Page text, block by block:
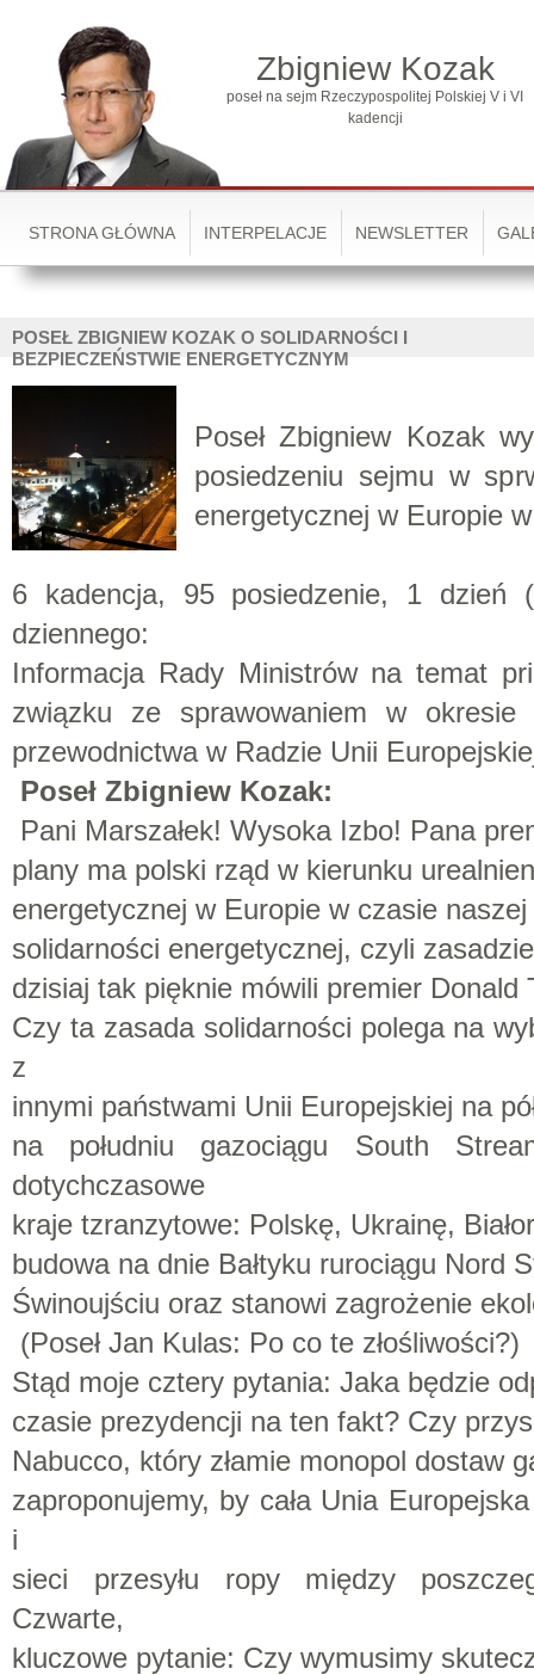
Zbigniew Kozak
poseł na sejm Rzeczypospolitej Polskiej V i VI
kadencji
STRONA GŁÓWNA INTERPELACJE NEWSLETTER
POSEŁ ZBIGNIEW KOZAK O SOLIDARNOŚCI I
BEZPIECZEŃSTWIE ENERGETYCZNYM
Poseł Zbigniew Kozak
posiedzeniu sejmu w
energetycznej w Europie
6 kadencja, 95 posiedzenie, 1 dzień
dziennego:
Informacja Rady Ministrów na temat
związku ze sprawowaniem w
przewodnictwa w Radzie Unii
Poseł Zbigniew Kozak:
Pani Marszałek! Wysoka Izbo! Pana
plany ma polski rząd w kierunku
energetycznej w Europie w czasie
solidarności energetycznej, czyli
dzisiaj tak pięknie mówili premier Donald
Czy ta zasada solidarności polega na
z
innymi państwami Unii Europejskiej na
na południu gazociągu South
dotychczasowe
kraje tzranzytowe: Polskę, Ukrainę,
budowa na dnie Bałtyku rurociągu Nord
Świnoujściu oraz stanowi zagrożenie
(Poseł Jan Kulas: Po co te złośliwości?)
Stąd moje cztery pytania: Jaka będzie
czasie prezydencji na ten fakt? Czy
Nabucco, który złamie monopol dostaw
zaproponujemy, by cała Unia
i
sieci przesyłu ropy między
Czwarte,
kluczowe pytanie: Czy wymusimy